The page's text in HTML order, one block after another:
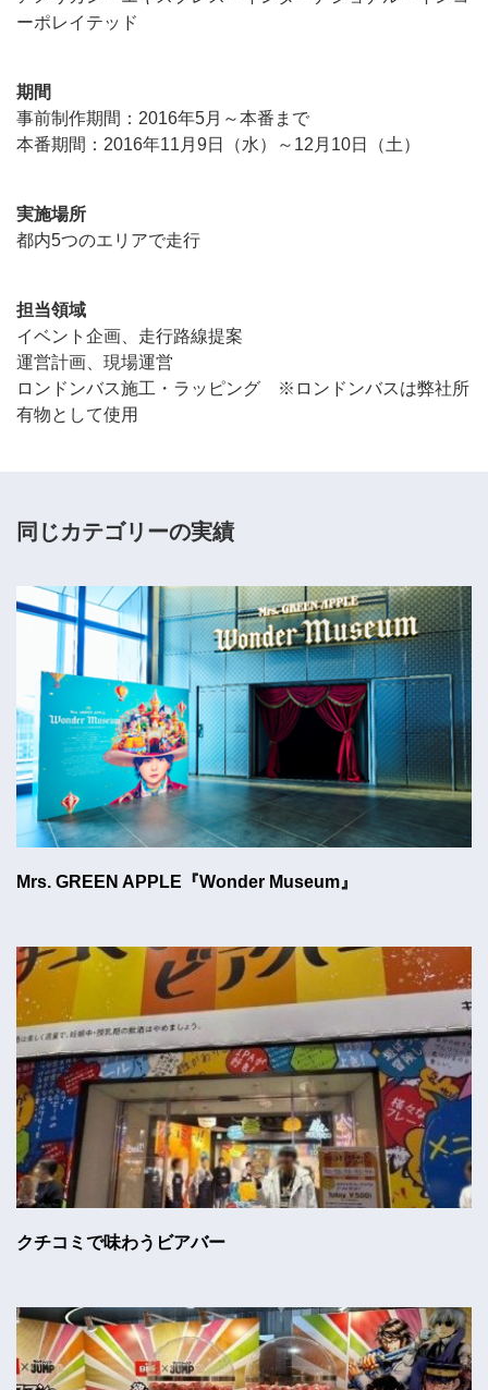
ーポレイテッド
期間
事前制作期間：2016年5月～本番まで
本番期間：2016年11月9日（水）～12月10日（土）
実施場所
都内5つのエリアで走行
担当領域
イベント企画、走行路線提案
運営計画、現場運営
ロンドンバス施工・ラッピング ※ロンドンバスは弊社所
有物として使用
同じカテゴリーの実績
Mrs. GREEN APPLE『Wonder Museum』
クチコミで味わうビアバー